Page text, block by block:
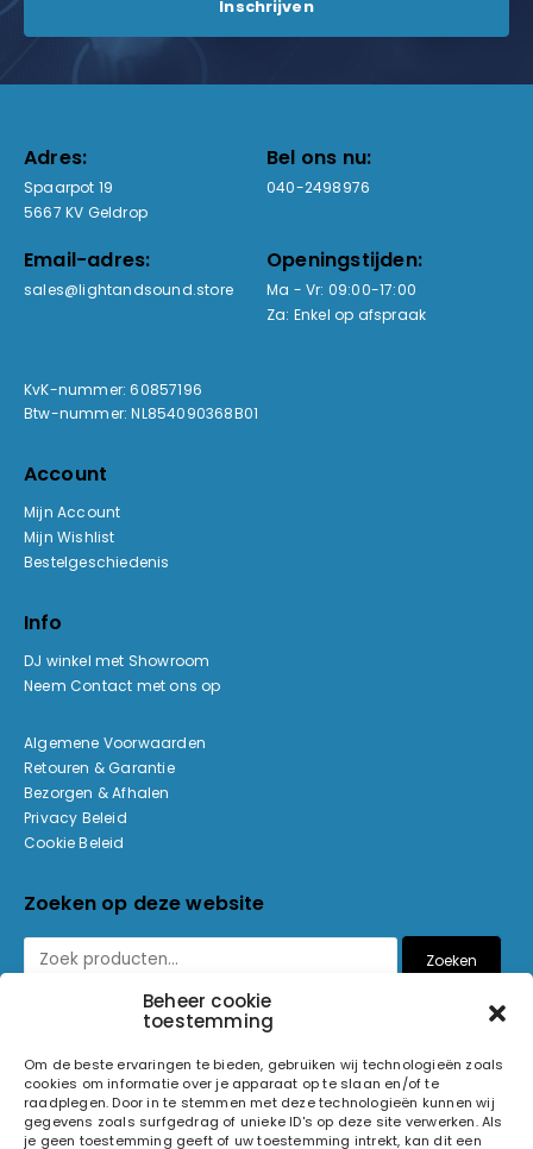
Beheer cookie
toestemming
Om de beste ervaringen te bieden, gebruiken wij technologieën zoals
cookies om informatie over je apparaat op te slaan en/of te
raadplegen. Door in te stemmen met deze technologieën kunnen wij
gegevens zoals surfgedrag of unieke ID's op deze site verwerken. Als
je geen toestemming geeft of uw toestemming intrekt, kan dit een
Adres:
Spaarpot 19
5667 KV Geldrop
Bel ons nu:
040-2498976
Email-adres:
sales@lightandsound.store
Openingstijden:
Ma - Vr: 09:00-17:00
Za: Enkel op afspraak
KvK-nummer: 60857196
Btw-nummer: NL854090368B01
Account
Mijn Account
Mijn Wishlist
Bestelgeschiedenis
Info
DJ winkel met Showroom
Neem Contact met ons op
Algemene Voorwaarden
Retouren & Garantie
Bezorgen & Afhalen
Privacy Beleid
Cookie Beleid
Zoeken op deze website
Zoeken